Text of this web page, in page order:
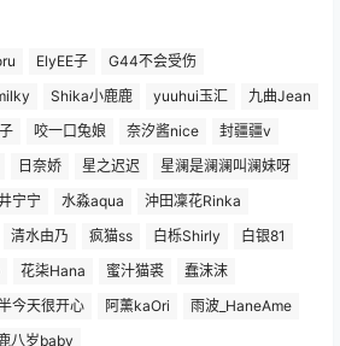
ElyEE子
G44不会受伤
Shika小鹿鹿 yuuhui玉汇
九曲Jean
咬一口兔娘 奈汐酱nice
封疆疆v
日奈娇 星之迟迟
星澜是澜澜叫澜妹呀
宁宁 水淼aqua
沖田凜花Rinka
清水由乃 疯猫ss 白栎Shirly
白银81
花柒Hana 蜜汁猫裘
蠢沫沫
今天很开心 阿薰kaOri
雨波_HaneAme
八岁baby